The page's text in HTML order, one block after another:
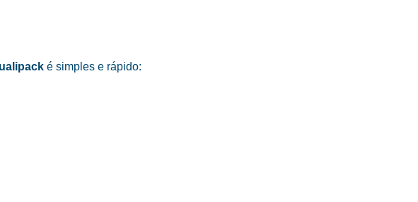
é simples e rápido: